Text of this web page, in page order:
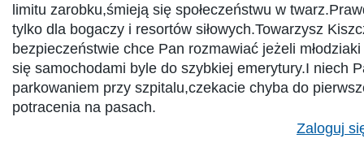
limitu zarobku,śmieją się społeczeństwu w
tylko dla bogaczy i resortów siłowych.Towarzysz
bezpieczeństwie chce Pan rozmawiać jeżeli
się samochodami byle do szybkiej emerytury.I niech
parkowaniem przy szpitalu,czekacie chyba do
potracenia na pasach.
Zaloguj